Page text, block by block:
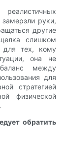
замерзли руки,
другие
слишком
для тех, кому
она не
между
для
стратегией
физической
обратить